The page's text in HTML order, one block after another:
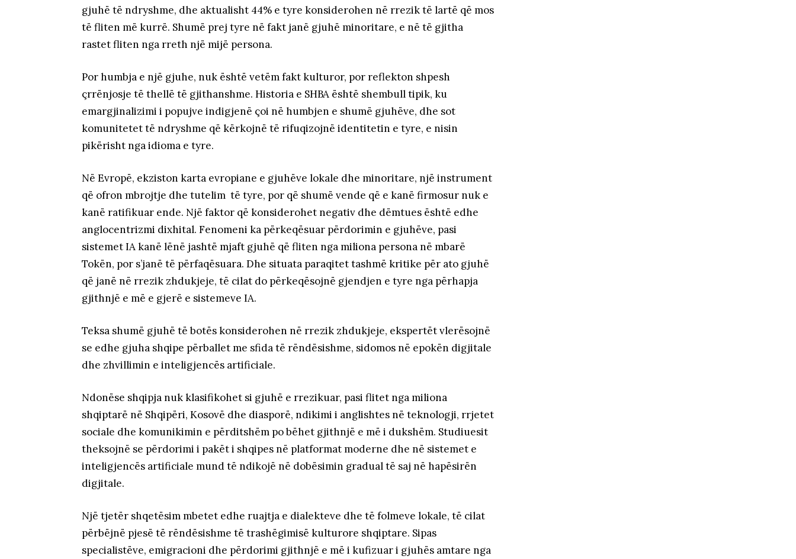
gjuhë të ndryshme, dhe aktualisht 44% e tyre konsiderohen në rrezik të lartë që mos
të fliten më kurrë. Shumë prej tyre në fakt janë gjuhë minoritare, e në të gjitha
rastet fliten nga rreth një mijë persona.
Por humbja e një gjuhe, nuk është vetëm fakt kulturor, por reflekton shpesh
çrrënjosje të thellë të gjithanshme. Historia e SHBA është shembull tipik, ku
emargjinalizimi i popujve indigjenë çoi në humbjen e shumë gjuhëve, dhe sot
komunitetet të ndryshme që kërkojnë të rifuqizojnë identitetin e tyre, e nisin
pikërisht nga idioma e tyre.
Në Evropë, ekziston karta evropiane e gjuhëve lokale dhe minoritare, një instrument
që ofron mbrojtje dhe tutelim të tyre, por që shumë vende që e kanë firmosur nuk e
kanë ratifikuar ende. Një faktor që konsiderohet negativ dhe dëmtues është edhe
anglocentrizmi dixhital. Fenomeni ka përkeqësuar përdorimin e gjuhëve, pasi
sistemet IA kanë lënë jashtë mjaft gjuhë që fliten nga miliona persona në mbarë
Tokën, por s’janë të përfaqësuara. Dhe situata paraqitet tashmë kritike për ato gjuhë
që janë në rrezik zhdukjeje, të cilat do përkeqësojnë gjendjen e tyre nga përhapja
gjithnjë e më e gjerë e sistemeve IA.
Teksa shumë gjuhë të botës konsiderohen në rrezik zhdukjeje, ekspertët vlerësojnë
se edhe gjuha shqipe përballet me sfida të rëndësishme, sidomos në epokën digjitale
dhe zhvillimin e inteligjencës artificiale.
Ndonëse shqipja nuk klasifikohet si gjuhë e rrezikuar, pasi flitet nga miliona
shqiptarë në Shqipëri, Kosovë dhe diasporë, ndikimi i anglishtes në teknologji, rrjetet
sociale dhe komunikimin e përditshëm po bëhet gjithnjë e më i dukshëm. Studiuesit
theksojnë se përdorimi i pakët i shqipes në platformat moderne dhe në sistemet e
inteligjencës artificiale mund të ndikojë në dobësimin gradual të saj në hapësirën
digjitale.
Një tjetër shqetësim mbetet edhe ruajtja e dialekteve dhe të folmeve lokale, të cilat
përbëjnë pjesë të rëndësishme të trashëgimisë kulturore shqiptare. Sipas
specialistëve, emigracioni dhe përdorimi gjithnjë e më i kufizuar i gjuhës amtare nga